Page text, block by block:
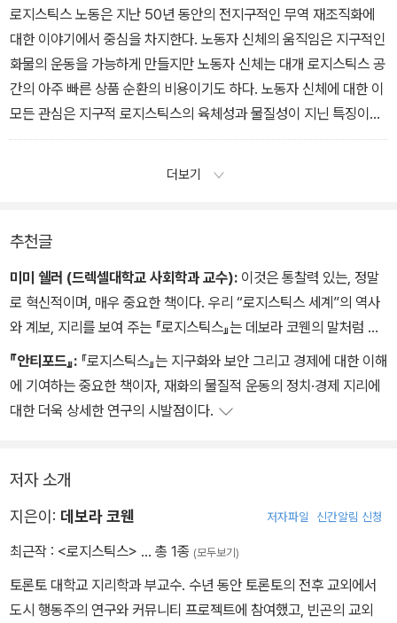
로지스틱스 노동은 지난 50년 동안의 전지구적인 무역 재조직화에
대한 이야기에서 중심을 차지한다. 노동자 신체의 움직임은 지구적인
화물의 운동을 가능하게 만들지만 노동자 신체는 대개 로지스틱스 공
간의 아주 빠른 상품 순환의 비용이기도 하다. 노동자 신체에 대한 이
모든 관심은 지구적 로지스틱스의 육체성과 물질성이 지닌 특징이다.
― 3장 「로지스틱스의 노동 : 적시 일자리」
더보기
추천글
미미 쉘러 (드렉셀대학교 사회학과 교수): 이것은 통찰력 있는, 정말
로 혁신적이며, 매우 중요한 책이다. 우리 “로지스틱스 세계”의 역사
와 계보, 지리를 보여 주는 『로지스틱스』는 데보라 코웬의 말처럼 바
로 그 편재성과 정상성에 의해 너무나도 흔히 ‘평범한 시각에서는 드
러나지 않게’ 표현되는 현대 정치의 결정적 문제를 열어젖힌다. 계보
학적 관점과 사회·정치 이론 그리고 시사적인 현대의 사례 연구를 깊
『안티포드』: 『로지스틱스』는 지구화와 보안 그리고 경제에 대한 이해
에 기여하는 중요한 책이자, 재화의 물질적 운동의 정치·경제 지리에
대한 더욱 상세한 연구의 시발점이다.
저자 소개
지은이: 데보라 코웬 저자파일 신간알림 신청
최근작 : <로지스틱스> … 총 1종 (모두보기)
토론토 대학교 지리학과 부교수. 수년 동안 토론토의 전후 교외에서
도시 행동주의 연구와 커뮤니티 프로젝트에 참여했고, 빈곤의 교외